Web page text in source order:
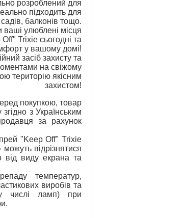
розроблений для
підходить для
балконів тощо.
улюблені місця
Trixie сьогодні та
у вашому домі!
засіб захисту та
на свіжому
територію якісним
захистом!
покупкою, товар
з Українським
за рахунок
"Keep Off" Trixie
відрізнятися
від виду екрана та
температур,
виробів та
числі ламп) при